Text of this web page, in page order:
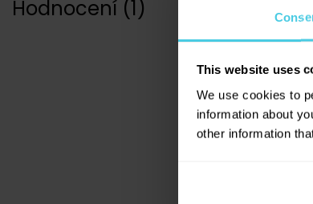
This website uses
We use cookies to
information about
other information
Hodnocení (1)
5